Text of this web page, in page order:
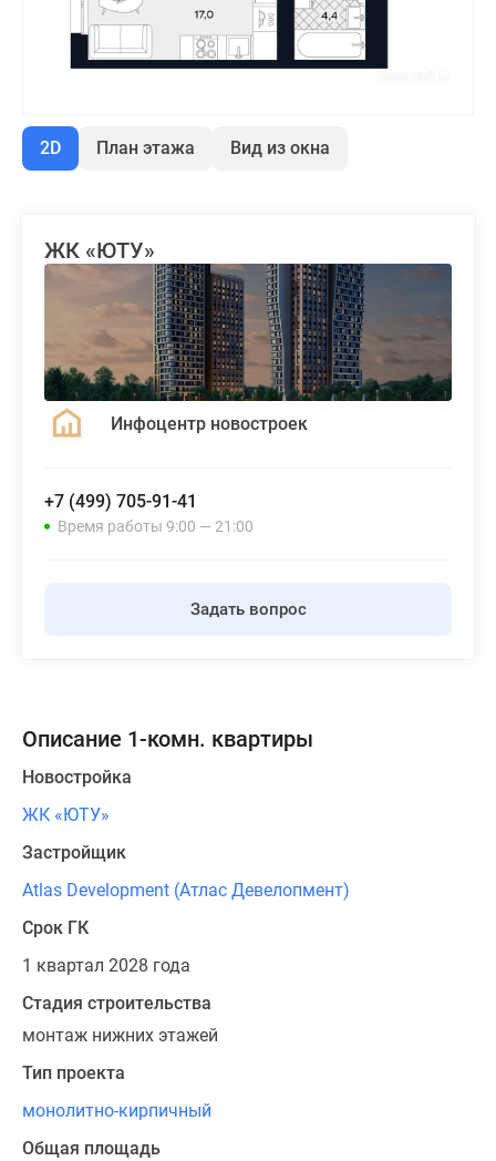
2D План этажа Вид из окна
ЖК «ЮТУ»
Инфоцентр новостроек
+7 (499) 705-91-41
Время работы 9:00 — 21:00
Задать вопрос
Описание 1-комн. квартиры
Новостройка
ЖК «ЮТУ»
Застройщик
Atlas Development (Атлас Девелопмент)
Срок ГК
1 квартал 2028 года
Стадия строительства
монтаж нижних этажей
Тип проекта
монолитно-кирпичный
Общая площадь